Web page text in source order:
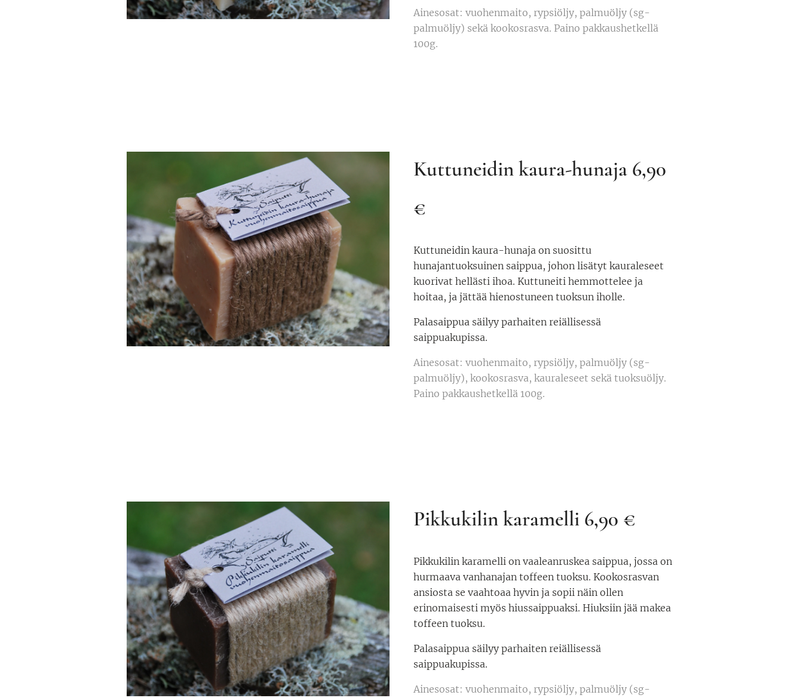
Ainesosat: vuohenmaito, rypsiöljy, palmuöljy (sg-
palmuöljy) sekä kookosrasva. Paino pakkaushetkellä
100g.
Kuttuneidin kaura-hunaja 6,90
€
Kuttuneidin kaura-hunaja on suosittu
hunajantuoksuinen saippua, johon lisätyt kauraleseet
kuorivat hellästi ihoa. Kuttuneiti hemmottelee ja
hoitaa, ja jättää hienostuneen tuoksun iholle.
Palasaippua säilyy parhaiten reiällisessä
saippuakupissa.
Ainesosat: vuohenmaito, rypsiöljy, palmuöljy (sg-
palmuöljy), kookosrasva, kauraleseet sekä tuoksuöljy.
Paino pakkaushetkellä 100g.
Pikkukilin karamelli 6,90 €
Pikkukilin karamelli on vaaleanruskea saippua, jossa on
hurmaava vanhanajan toffeen tuoksu. Kookosrasvan
ansiosta se vaahtoaa hyvin ja sopii näin ollen
erinomaisesti myös hiussaippuaksi. Hiuksiin jää makea
toffeen tuoksu.
Palasaippua säilyy parhaiten reiällisessä
saippuakupissa.
Ainesosat: vuohenmaito, rypsiöljy, palmuöljy (sg-